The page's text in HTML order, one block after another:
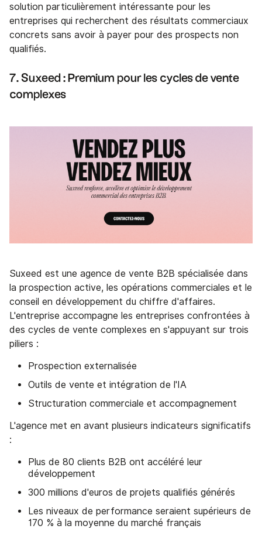
solution particulièrement intéressante pour les
entreprises qui recherchent des résultats commerciaux
concrets sans avoir à payer pour des prospects non
qualifiés.
7. Suxeed : Premium pour les cycles de vente
complexes
Suxeed est une agence de vente B2B spécialisée dans
la prospection active, les opérations commerciales et le
conseil en développement du chiffre d'affaires.
L'entreprise accompagne les entreprises confrontées à
des cycles de vente complexes en s'appuyant sur trois
piliers :
Prospection externalisée
Outils de vente et intégration de l'IA
Structuration commerciale et accompagnement
L'agence met en avant plusieurs indicateurs significatifs
:
Plus de 80 clients B2B ont accéléré leur
développement
300 millions d'euros de projets qualifiés générés
Les niveaux de performance seraient supérieurs de
170 % à la moyenne du marché français